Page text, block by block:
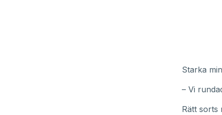
Starka
– Vi
Rätt sorts